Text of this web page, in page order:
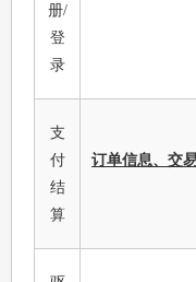
册/
登
录
支
付
结
算
订单信息、交